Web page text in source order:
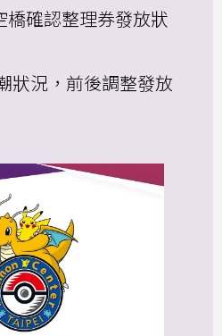
橋確認整理券發放狀
狀況，前後調整發放